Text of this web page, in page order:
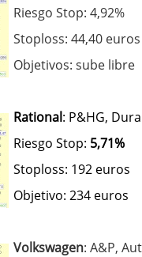
Riesgo Stop: 4,92%
Stoploss: 44,40 euros
Objetivos: sube libre
Rational: P&HG,
Riesgo Stop: 5,71%
Stoploss: 192 euros
Objetivo: 234 euros
Volkswagen: A&P,